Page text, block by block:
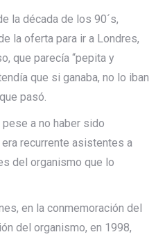
la década de los 90´s,
la oferta para ir a Londres,
que parecía “pepita y
que si ganaba, no lo iban
pasó.
a no haber sido
recurrente asistentes a
del organismo que lo
en la conmemoración del
del organismo, en 1998,